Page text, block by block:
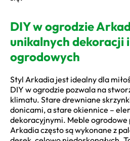
DIY w ogrodzie
unikalnych dekoracji
ogrodowych
Styl Arkadia jest idealny dla
DIY w ogrodzie pozwala na
klimatu. Stare drewniane
donicami, a stare okiennice –
dekoracyjnymi. Meble ogrodowe
Arkadia często są wykonane z